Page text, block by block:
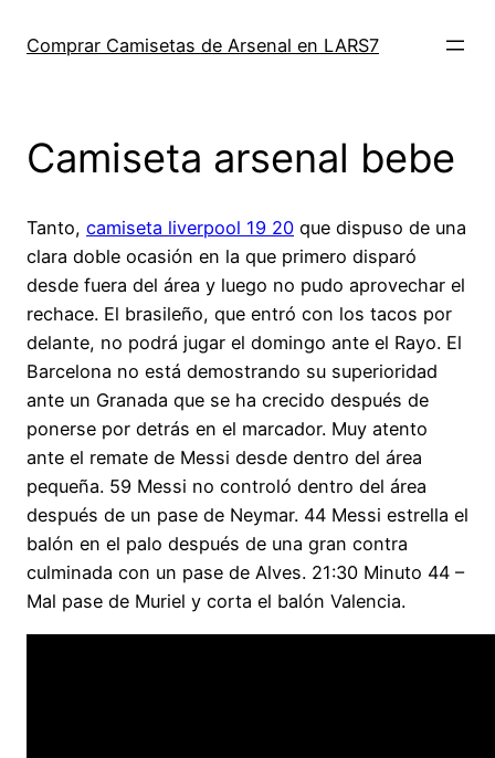
Comprar Camisetas de Arsenal en LARS7
Camiseta arsenal bebe
Tanto, camiseta liverpool 19 20 que dispuso de una
clara doble ocasión en la que primero disparó
desde fuera del área y luego no pudo aprovechar el
rechace. El brasileño, que entró con los tacos por
delante, no podrá jugar el domingo ante el Rayo. El
Barcelona no está demostrando su superioridad
ante un Granada que se ha crecido después de
ponerse por detrás en el marcador. Muy atento
ante el remate de Messi desde dentro del área
pequeña. 59 Messi no controló dentro del área
después de un pase de Neymar. 44 Messi estrella el
balón en el palo después de una gran contra
culminada con un pase de Alves. 21:30 Minuto 44 –
Mal pase de Muriel y corta el balón Valencia.